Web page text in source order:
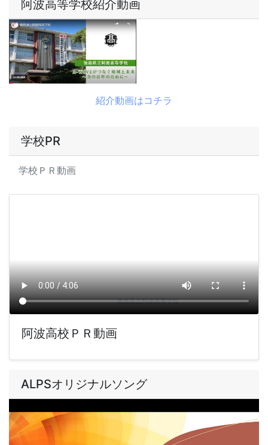
阿波高等学校紹介動画
紹介動画はコチラ
学校PR
学校ＰＲ動画
阿波高校ＰＲ動画
ALPSオリジナルソング